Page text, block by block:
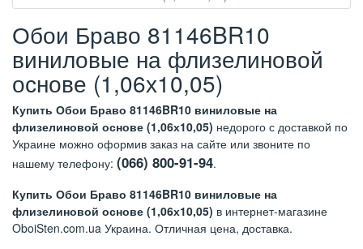
Обои Браво 81146BR10
виниловые на флизелиновой
основе (1,06х10,05)
Купить Обои Браво 81146BR10 виниловые на
флизелиновой основе (1,06х10,05) недорого с доставкой по
Украине можно оформив заказ на сайте или звоните по
нашему телефону: (066) 800-91-94.
Купить Обои Браво 81146BR10 виниловые на
флизелиновой основе (1,06х10,05) в интернет-магазине
OboiSten.com.ua Украина. Отличная цена, доставка.